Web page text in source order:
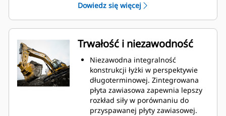
materiału na łyżkę. Zwiększony
prześwit lemiesza zapewnia
zmniejszony opór dolnej części
łyżki, co obniża koszty związane z
konserwacją.
Zużycie paliwa jest najwyższe
podczas kopania. Łyżki Cat
gwarantują szybkie cięcie
materiału w celu zwiększenia
ogólnej wydajności pracy maszyny.
Możesz załadować większą ilość
Dowiedz się więcej
Trwałość i niezawodność
Niezawodna integralność
konstrukcji łyżki w perspektywie
długoterminowej. Zintegrowana
płyta zawiasowa zapewnia lepszy
rozkład siły w porównaniu do
przyspawanej płyty zawiasowej.